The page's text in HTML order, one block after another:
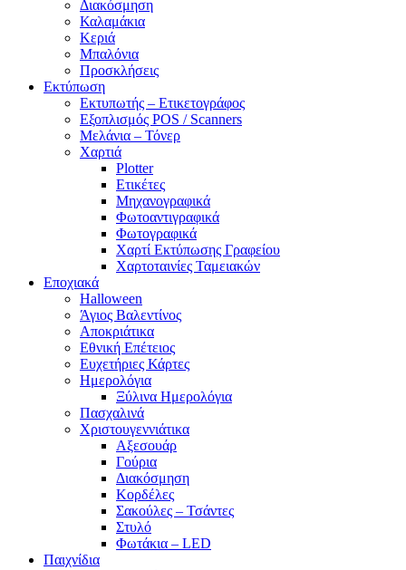
Διακόσμηση
Καλαμάκια
Κεριά
Μπαλόνια
Προσκλήσεις
Εκτύπωση
Εκτυπωτής – Ετικετογράφος
Εξοπλισμός POS / Scanners
Μελάνια – Τόνερ
Χαρτιά
Plotter
Ετικέτες
Μηχανογραφικά
Φωτοαντιγραφικά
Φωτογραφικά
Χαρτί Εκτύπωσης Γραφείου
Χαρτοταινίες Ταμειακών
Εποχιακά
Halloween
Άγιος Βαλεντίνος
Αποκριάτικα
Εθνική Επέτειος
Ευχετήριες Κάρτες
Ημερολόγια
Ξύλινα Ημερολόγια
Πασχαλινά
Χριστουγεννιάτικα
Αξεσουάρ
Γούρια
Διακόσμηση
Κορδέλες
Σακούλες – Τσάντες
Στυλό
Φωτάκια – LED
Παιχνίδια